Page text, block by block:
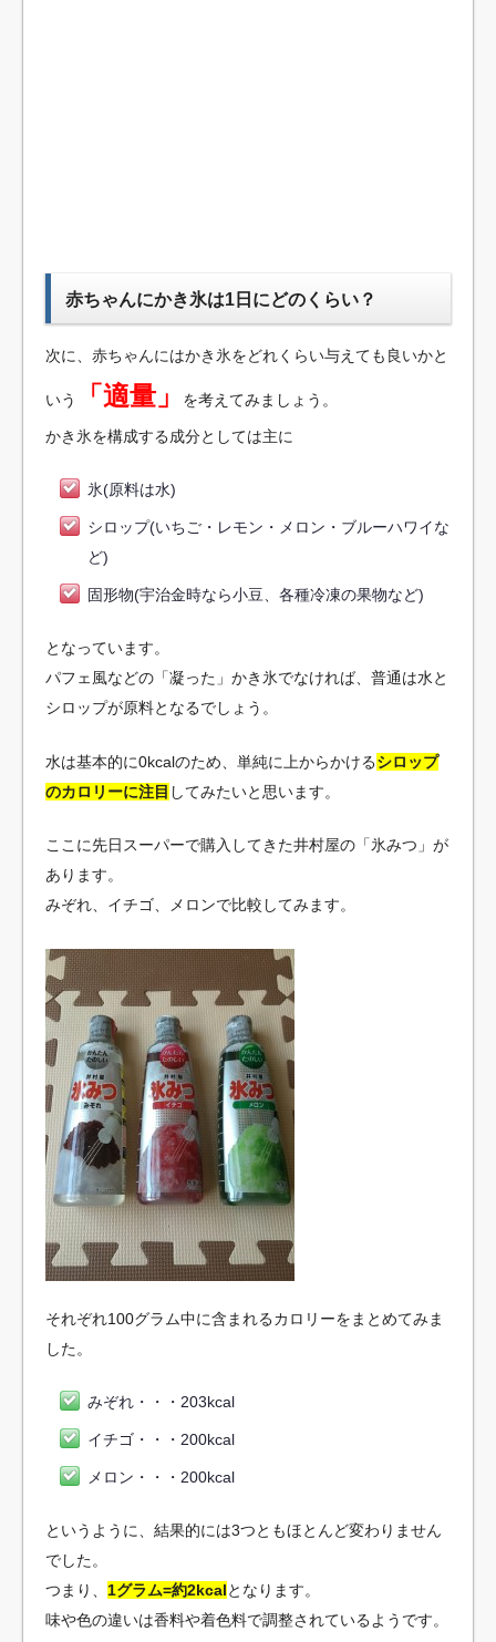
赤ちゃんにかき氷は1日にどのくらい？
次に、赤ちゃんにはかき氷をどれくらい与えても良いかと
いう 「適量」 を考えてみましょう。
かき氷を構成する成分としては主に
氷(原料は水)
シロップ(いちご・レモン・メロン・ブルーハワイな
ど)
固形物(宇治金時なら小豆、各種冷凍の果物など)
となっています。
パフェ風などの「凝った」かき氷でなければ、普通は水と
シロップが原料となるでしょう。
水は基本的に0kcalのため、単純に上からかけるシロップ
のカロリーに注目 してみたいと思います。
ここに先日スーパーで購入してきた井村屋の「氷みつ」が
あります。
みぞれ、イチゴ、メロンで比較してみます。
それぞれ100グラム中に含まれるカロリーをまとめてみま
した。
みぞれ・・・203kcal
イチゴ・・・200kcal
メロン・・・200kcal
というように、結果的には3つともほとんど変わりません
でした。
つまり、 1グラム=約2kcalとなります。
味や色の違いは香料や着色料で調整されているようです。